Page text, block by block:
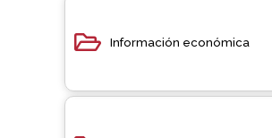
Información económica